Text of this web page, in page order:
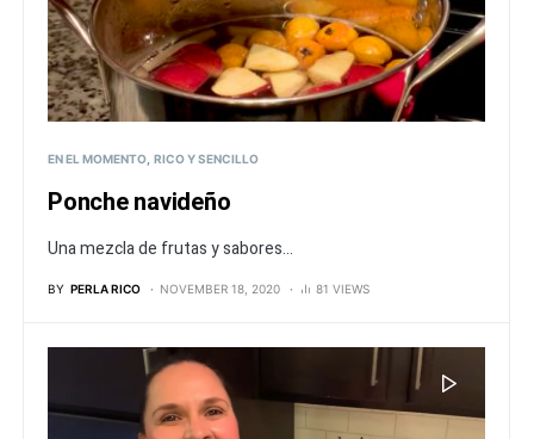
EN EL MOMENTO RICO Y SENCILLO
Ponche navideño
Una mezcla de frutas y sabores...
BY PERLA RICO NOVEMBER 18, 2020 81 VIEWS